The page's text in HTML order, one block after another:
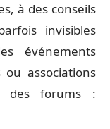
à des conseils
invisibles
événements
associations
des forums :